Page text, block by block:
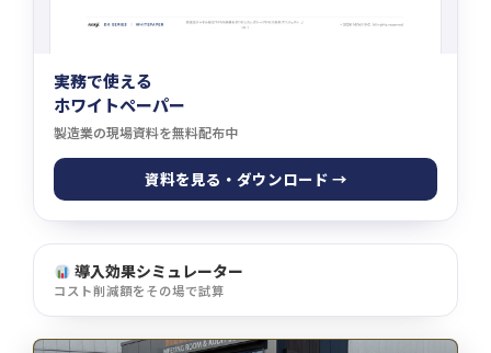
実務で使える
ホワイトペーパー
製造業の現場資料を無料配布中
資料を見る・ダウンロード →
導入効果シミュレーター
コスト削減額をその場で試算